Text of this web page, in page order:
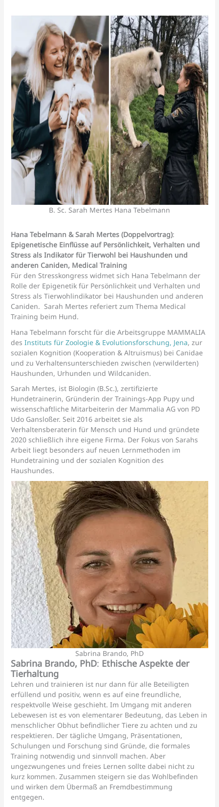
B. Sc. Sarah Mertes Hana Tebelmann
Hana Tebelmann & Sarah Mertes (Doppelvortrag):
Epigenetische Einflüsse auf Persönlichkeit, Verhalten und
Stress als Indikator für Tierwohl bei Haushunden und
anderen Caniden, Medical Training
Für den Stresskongress widmet sich Hana Tebelmann der
Rolle der Epigenetik für Persönlichkeit und Verhalten und
Stress als Tierwohlindikator bei Haushunden und anderen
Caniden. Sarah Mertes referiert zum Thema Medical
Training beim Hund.
Hana Tebelmann forscht für die Arbeitsgruppe MAMMALIA
desInstituts für Zoologie & Evolutionsforschung, Jena, zur
sozialen Kognition (Kooperation & Altruismus) bei Canidae
und zu Verhaltensunterschieden zwischen (verwilderten)
Haushunden, Urhunden und Wildcaniden.
Sarah Mertes, ist Biologin (B.Sc.), zertifizierte
Hundetrainerin, Gründerin der Trainings-App Pupy und
wissenschaftliche Mitarbeiterin der Mammalia AG von PD
Udo Gansloßer. Seit 2016 arbeitet sie als
Verhaltensberaterin für Mensch und Hund und gründete
2020 schließlich ihre eigene Firma. Der Fokus von Sarahs
Arbeit liegt besonders auf neuen Lernmethoden im
Hundetraining und der sozialen Kognition des
Haushundes.
Sabrina Brando, PhD
Sabrina Brando, PhD: Ethische Aspekte der
Tierhaltung
Lehren und trainieren ist nur dann für alle Beteiligten
erfüllend und positiv, wenn es auf eine freundliche,
respektvolle Weise geschieht. Im Umgang mit anderen
Lebewesen ist es von elementarer Bedeutung, das Leben in
menschlicher Obhut befindlicher Tiere zu achten und zu
respektieren. Der tägliche Umgang, Präsentationen,
Schulungen und Forschung sind Gründe, die formales
Training notwendig und sinnvoll machen. Aber
ungezwungenes und freies Lernen sollte dabei nicht zu
kurz kommen. Zusammen steigern sie das Wohlbefinden
und wirken dem Übermaß an Fremdbestimmung
entgegen.